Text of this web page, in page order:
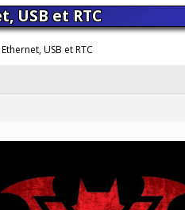
USB et RTC
USB et RTC